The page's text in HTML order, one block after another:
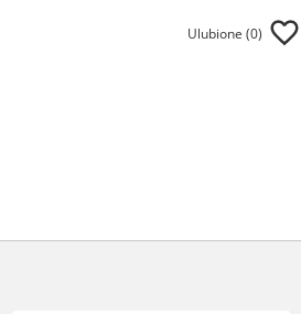
Ulubione (0)